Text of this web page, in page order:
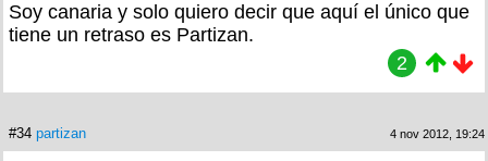
Soy canaria y solo quiero decir que aquí el único que
tiene un retraso es Partizan.
2
#34 partizan 4 nov 2012, 19:24